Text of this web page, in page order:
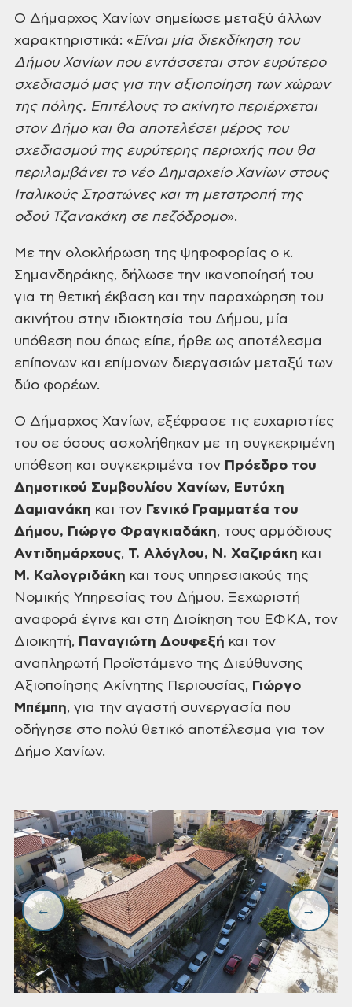
Ο Δήμαρχος Χανίων σημείωσε μεταξύ άλλων
χαρακτηριστικά: «Είναιμία διεκδίκηση του
Δήμου Χανίων που εντάσσεται στον ευρύτερο
σχεδιασμό μας γιατην αξιοποίηση των χώρων
της πόλης. Επιτέλους το ακίνητο περιέρχεται
στον Δήμοκαι θα αποτελέσει μέρος του
σχεδιασμού της ευρύτερης περιοχής που θα
περιλαμβάνει το νέο Δημαρχείο Χανίων στους
Ιταλικούς Στρατώνες και τη μετατροπή της
οδού Τζανακάκη σε πεζόδρομο».
Με την ολοκλήρωση της ψηφοφορίας ο κ.
Σημανδηράκης, δήλωσε την ικανοποίησή του
για τη θετική έκβαση και την παραχώρηση του
ακινήτου στην ιδιοκτησία του Δήμου, μία
υπόθεση που όπως είπε, ήρθε ως αποτέλεσμα
επίπονων και επίμονων διεργασιών μεταξύ των
δύο φορέων.
Ο Δήμαρχος Χανίων, εξέφρασε τις ευχαριστίες
του σε όσους ασχολήθηκαν με τη συγκεκριμένη
υπόθεση και συγκεκριμένα τον Πρόεδρο του
Δημοτικού Συμβουλίου Χανίων, Ευτύχη
Δαμιανάκη και τον Γενικό Γραμματέα του
Δήμου, Γιώργο Φραγκιαδάκη, τους αρμόδιους
Αντιδημάρχους, Τ. Αλόγλου, Ν. Χαζιράκη και
Μ. Καλογριδάκη και τους υπηρεσιακούς της
Νομικής Υπηρεσίας του Δήμου. Ξεχωριστή
αναφορά έγινε και στη Διοίκηση του ΕΦΚΑ, τον
Διοικητή, Παναγιώτη Δουφεξή και τον
αναπληρωτή Προϊστάμενο της Διεύθυνσης
Αξιοποίησης Ακίνητης Περιουσίας, Γιώργο
Μπέμπη, για την αγαστή συνεργασία που
οδήγησε στο πολύ θετικό αποτέλεσμα για τον
Δήμο Χανίων.